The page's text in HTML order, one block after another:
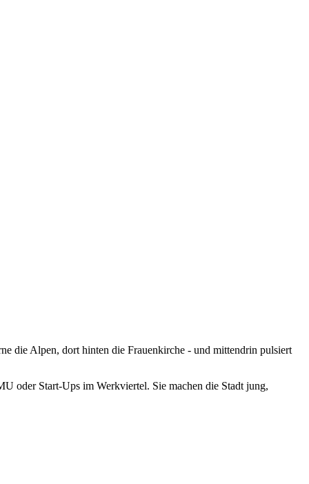
die Alpen, dort hinten die Frauenkirche - und mittendrin pulsiert
oder Start-Ups im Werkviertel. Sie machen die Stadt jung,